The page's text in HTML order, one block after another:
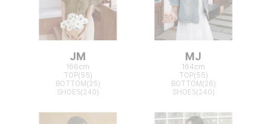
JM
166cm
TOP(55)
BOTTOM(25)
SHOES(240)
MJ
164cm
TOP(55)
BOTTOM(26)
SHOES(240)